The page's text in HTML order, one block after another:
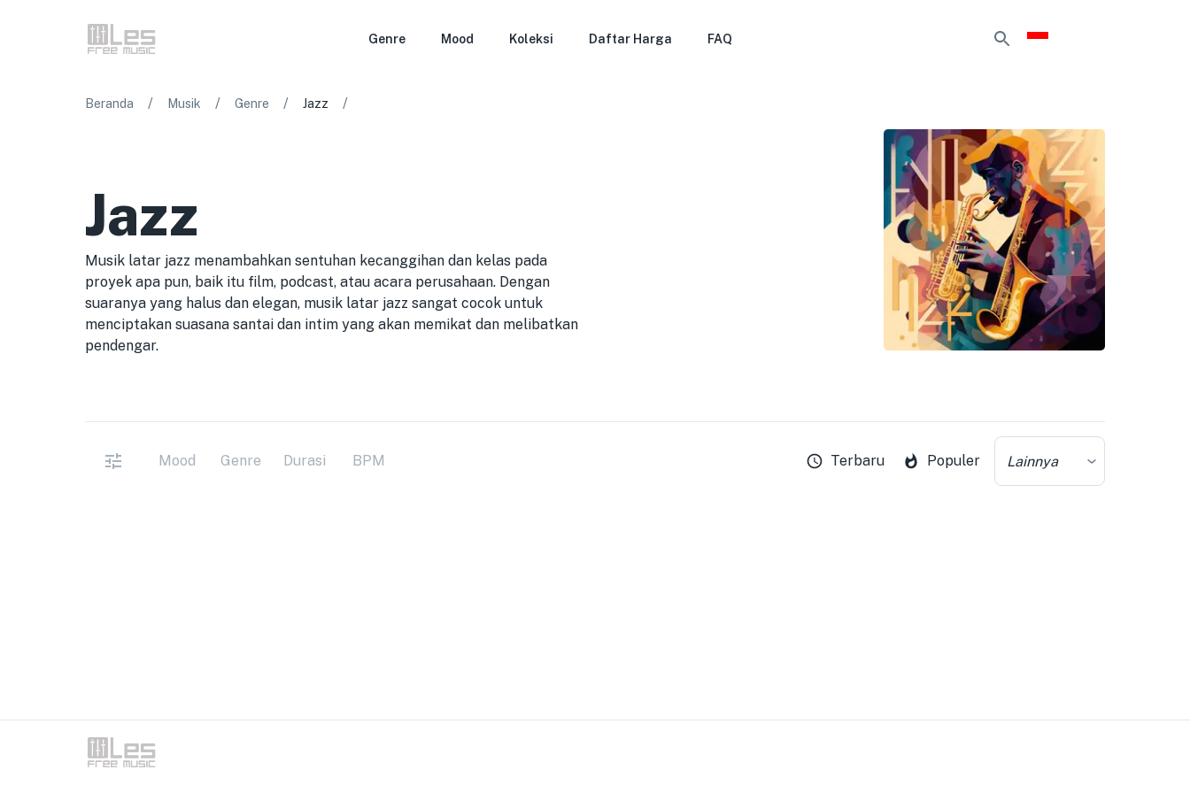
Genre Mood Koleksi Daftar Harga FAQ
Beranda / Musik / Genre / Jazz /
Jazz
Musik latar jazz menambahkan sentuhan kecanggihan dan kelas pada
proyek apa pun, baik itu film, podcast, atau acara perusahaan. Dengan
suaranya yang halus dan elegan, musik latar jazz sangat cocok untuk
menciptakan suasana santai dan intim yang akan memikat dan melibatkan
pendengar.
Mood Genre Durasi BPM Terbaru Populer Lainnya